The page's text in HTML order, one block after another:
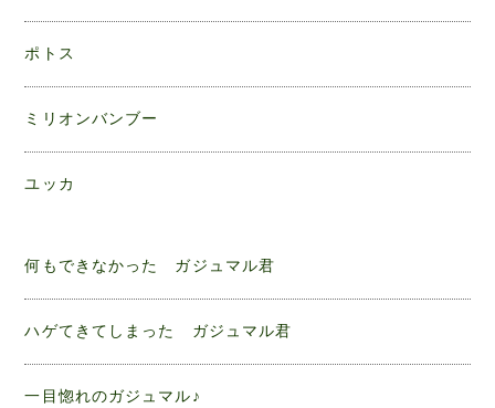
ポトス
ミリオンバンブー
ユッカ
何もできなかった ガジュマル君
ハゲてきてしまった ガジュマル君
一目惚れのガジュマル♪